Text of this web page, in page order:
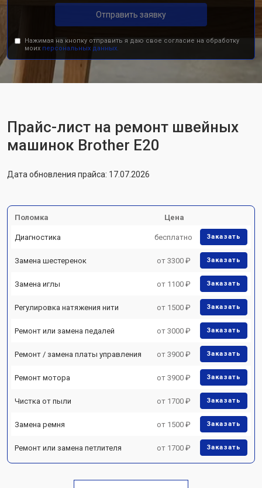
Отправить заявку
Нажимая на кнопку отправить я даю свое согласие на обработку
моих персональных данных.
Прайс-лист на ремонт швейных
машинок Brother E20
Дата обновления прайса: 17.07.2026
Поломка Цена
Диагностика бесплатно Заказать
Замена шестеренок от 3300 ₽ Заказать
Замена иглы от 1100 ₽ Заказать
Регулировка натяжения нити от 1500 ₽ Заказать
Ремонт или замена педалей от 3000 ₽ Заказать
Ремонт / замена платы управления от 3900 ₽ Заказать
Ремонт мотора от 3900 ₽ Заказать
Чистка от пыли от 1700 ₽ Заказать
Замена ремня от 1500 ₽ Заказать
Ремонт или замена петлителя от 1700 ₽ Заказать